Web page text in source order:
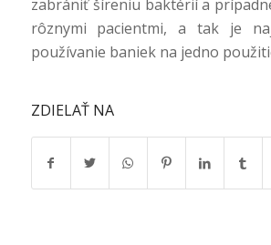
zabrániť šíreniu baktérií a
rôznymi pacientmi, a tak je
používanie baniek na jedno
ZDIELAŤ NA